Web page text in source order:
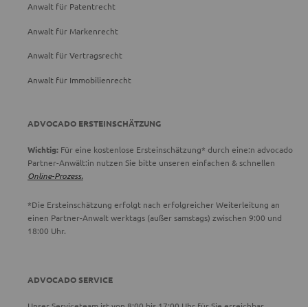
Anwalt für Patentrecht
Anwalt für Markenrecht
Anwalt für Vertragsrecht
Anwalt für Immobilienrecht
ADVOCADO ERSTEINSCHÄTZUNG
Wichtig: Für eine kostenlose Ersteinschätzung* durch eine:n advocado
Partner-Anwält:in nutzen Sie bitte unseren einfachen & schnellen
Online-Prozess.
*Die Ersteinschätzung erfolgt nach erfolgreicher Weiterleitung an
einen Partner-Anwalt werktags (außer samstags) zwischen 9:00 und
18:00 Uhr.
ADVOCADO SERVICE